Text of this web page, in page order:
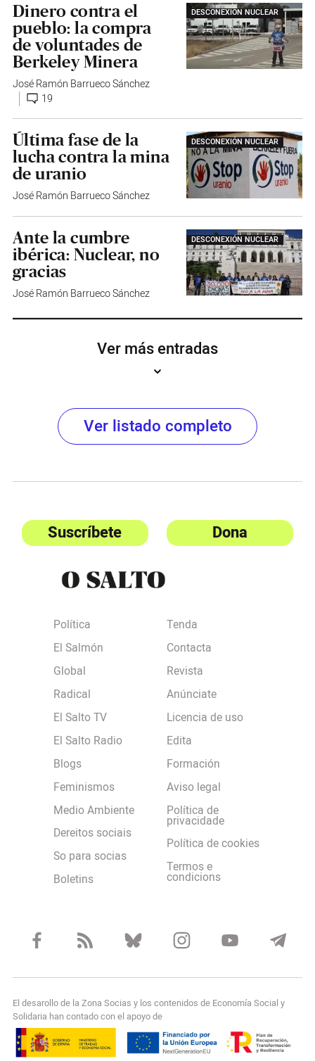
DESCONEXIÓN NUCLEAR
Dinero contra el
pueblo: la compra
de voluntades de
Berkeley Minera
José Ramón Barrueco Sánchez
19
DESCONEXIÓN NUCLEAR
Última fase de la
lucha contra la mina
de uranio
José Ramón Barrueco Sánchez
DESCONEXIÓN NUCLEAR
Ante la cumbre
ibérica: Nuclear, no
gracias
José Ramón Barrueco Sánchez
Ver más entradas
Ver listado completo
Suscríbete Dona
Política
El Salmón
Global
Radical
El Salto TV
El Salto Radio
Blogs
Feminismos
Medio Ambiente
Dereitos sociais
So para socias
Boletins
Tenda
Contacta
Revista
Anúnciate
Licencia de uso
Edita
Formación
Aviso legal
Política de
privacidade
Política de cookies
Termos e
condicions
El desarollo de la Zona Socias y los contenidos de Economía Social y
Solidaria han contado con el apoyo de